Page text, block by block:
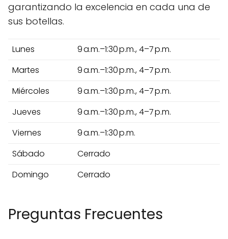
garantizando la excelencia en cada una de
sus botellas.
Lunes
9 a.m.–1:30 p.m., 4–7 p.m.
Martes
9 a.m.–1:30 p.m., 4–7 p.m.
Miércoles
9 a.m.–1:30 p.m., 4–7 p.m.
Jueves
9 a.m.–1:30 p.m., 4–7 p.m.
Viernes
9 a.m.–1:30 p.m.
Sábado
Cerrado
Domingo
Cerrado
Preguntas Frecuentes